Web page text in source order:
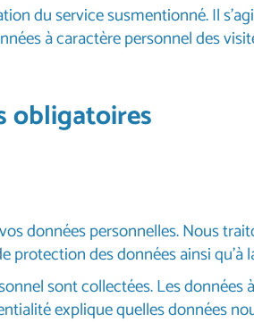
du service susmentionné. Il
à caractère personnel des
obligatoires
données personnelles. Nous
des données ainsi
sont collectées. Les
explique quelles données